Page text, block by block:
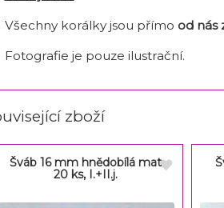
Všechny korálky jsou přímo od nás
Fotografie je pouze ilustrační.
zboží
Šváb 16 mm hnědobílá mat
20 ks, I.+II.j.